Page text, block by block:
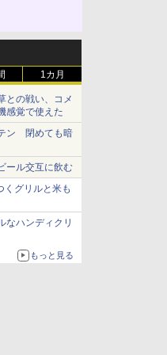
1カ月
との戦い、コメ
感覚で使えた
ン 閉めても暗
ール交互に飲む
くグリルと米も
なハンディクリ
もっと見る